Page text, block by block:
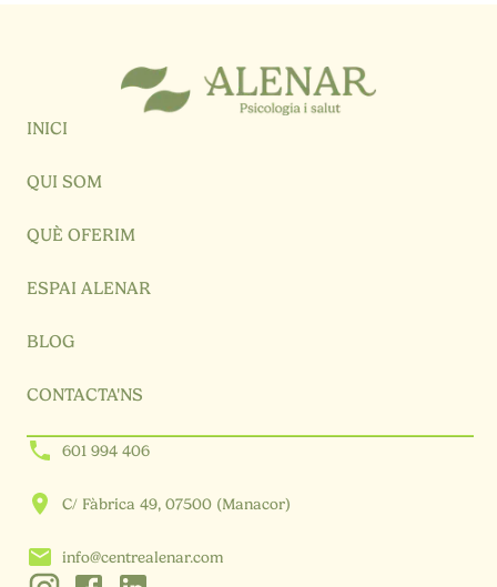
INICI
QUI SOM
QUÈ OFERIM
ESPAI ALENAR
BLOG
CONTACTA'NS
601 994 406
C/ Fàbrica 49, 07500 (Manacor)
info@centrealenar.com